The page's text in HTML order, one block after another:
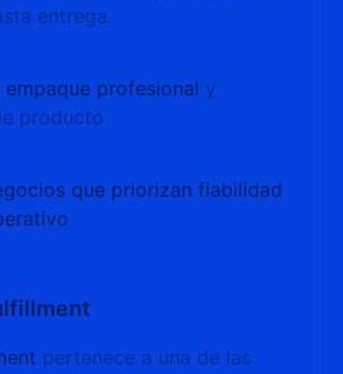
entrega
empaque profesional y
producto
que priorizan fiabilidad
pertenece a una de las